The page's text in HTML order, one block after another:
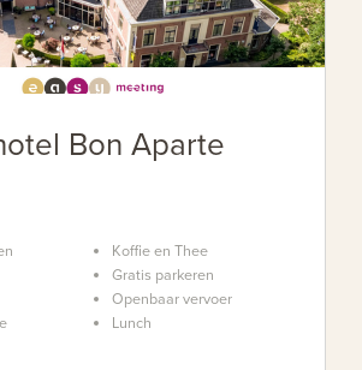
Bon Aparte
Koffie en Thee
Gratis parkeren
Openbaar vervoer
Lunch